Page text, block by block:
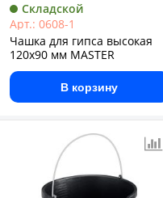
Складской
Арт.: 0608-1
Чашка для гипса высокая
120х90 мм MASTER
В корзину